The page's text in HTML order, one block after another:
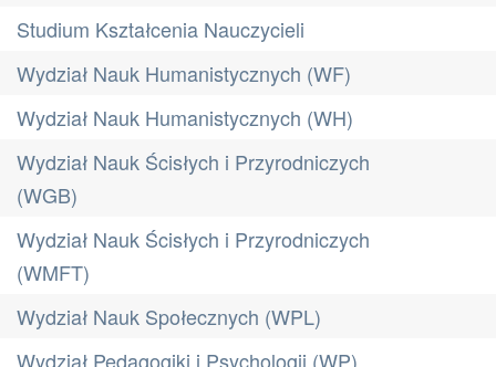
Studium Kształcenia Nauczycieli
Wydział Nauk Humanistycznych (WF)
Wydział Nauk Humanistycznych (WH)
Wydział Nauk Ścisłych i Przyrodniczych
(WGB)
Wydział Nauk Ścisłych i Przyrodniczych
(WMFT)
Wydział Nauk Społecznych (WPL)
Wydział Pedagogiki i Psychologii (WP)